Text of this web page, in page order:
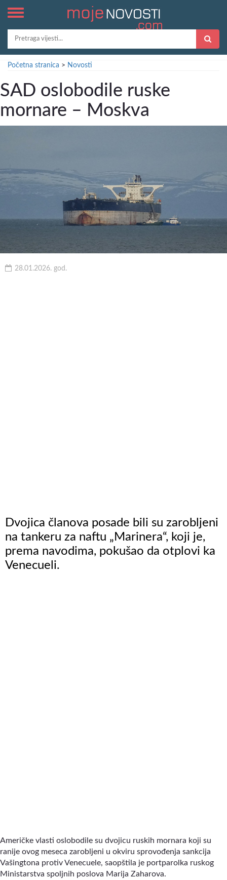
Početna stranica > Novosti
SAD oslobodile ruske
mornare – Moskva
28.01.2026. god.
Dvojica članova posade bili su zarobljeni
na tankeru za naftu „Marinera“, koji je,
prema navodima, pokušao da otplovi ka
Venecueli.
Američke vlasti oslobodile su dvojicu ruskih mornara koji su
ranije ovog meseca zarobljeni u okviru sprovođenja sankcija
Vašingtona protiv Venecuele, saopštila je portparolka ruskog
Ministarstva spoljnih poslova Marija Zaharova.